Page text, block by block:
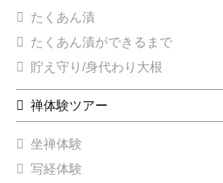
たくあん漬
たくあん漬ができるまで
貯え守り/身代わり大根
禅体験ツアー
坐禅体験
写経体験